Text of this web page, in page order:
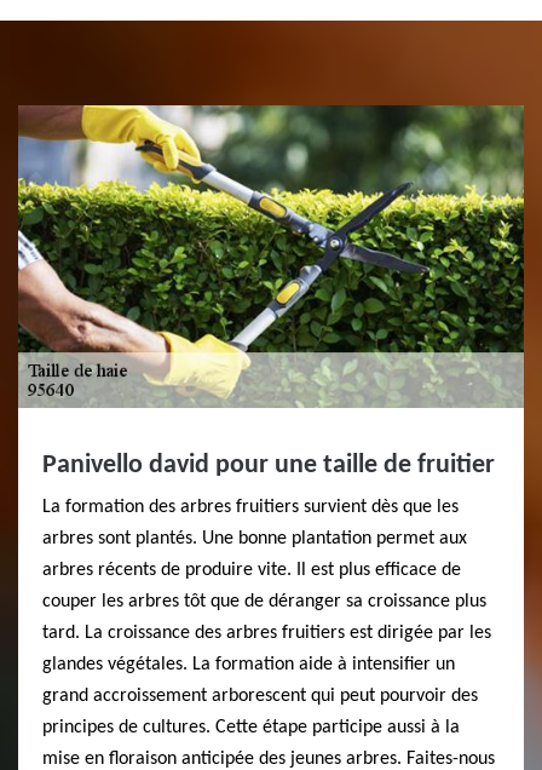
Panivello david pour une taille de fruitier
La formation des arbres fruitiers survient dès que les
arbres sont plantés. Une bonne plantation permet aux
arbres récents de produire vite. Il est plus efficace de
couper les arbres tôt que de déranger sa croissance plus
tard. La croissance des arbres fruitiers est dirigée par les
glandes végétales. La formation aide à intensifier un
grand accroissement arborescent qui peut pourvoir des
principes de cultures. Cette étape participe aussi à la
mise en floraison anticipée des jeunes arbres. Faites-nous